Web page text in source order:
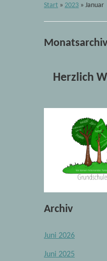
Start » 2023 » Januar
Herzlich
Archiv
Juni 2026
Juni 2025